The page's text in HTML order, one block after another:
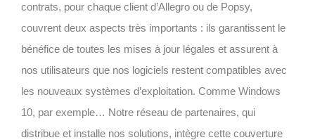
contrats, pour chaque client d’Allegro ou de Popsy,
couvrent deux aspects très importants : ils garantissent le
bénéfice de toutes les mises à jour légales et assurent à
nos utilisateurs que nos logiciels restent compatibles avec
les nouveaux systèmes d’exploitation. Comme Windows
10, par exemple… Notre réseau de partenaires, qui
distribue et installe nos solutions, intègre cette couverture